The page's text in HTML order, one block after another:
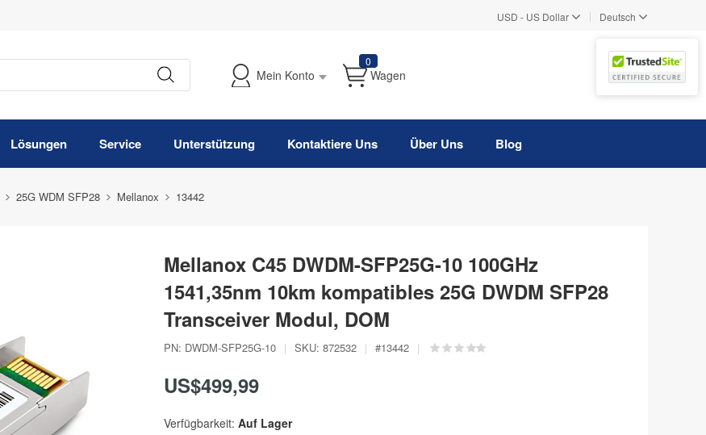
USD - US Dollar | Deutsch
Mein Konto
0
Wagen
Lösungen Service Unterstützung Kontaktiere Uns Über Uns Blog
25G WDM SFP28 Mellanox 13442
Mellanox C45 DWDM-SFP25G-10 100GHz
1541,35nm 10km kompatibles 25G DWDM SFP28
Transceiver Modul, DOM
PN: DWDM-SFP25G-10 | SKU: 872532 | #13442 |
US$499,99
Verfügbarkeit: Auf Lager